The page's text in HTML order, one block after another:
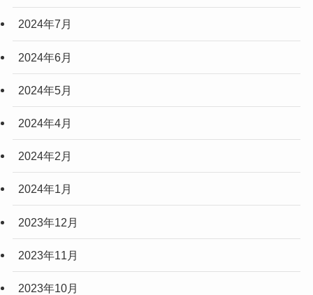
2024年7月
2024年6月
2024年5月
2024年4月
2024年2月
2024年1月
2023年12月
2023年11月
2023年10月